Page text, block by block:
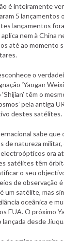
é inteiramente
5 lançamentos
lançamentos
nem à China
até ao momento
o
‘Yaogan
têm o
pela antiga
destes satélites.
sabe que
de natureza militar,
ora
satélites têm
o seu
de observação
um satélite, mas
oceânica e
EUA. O próximo
desde